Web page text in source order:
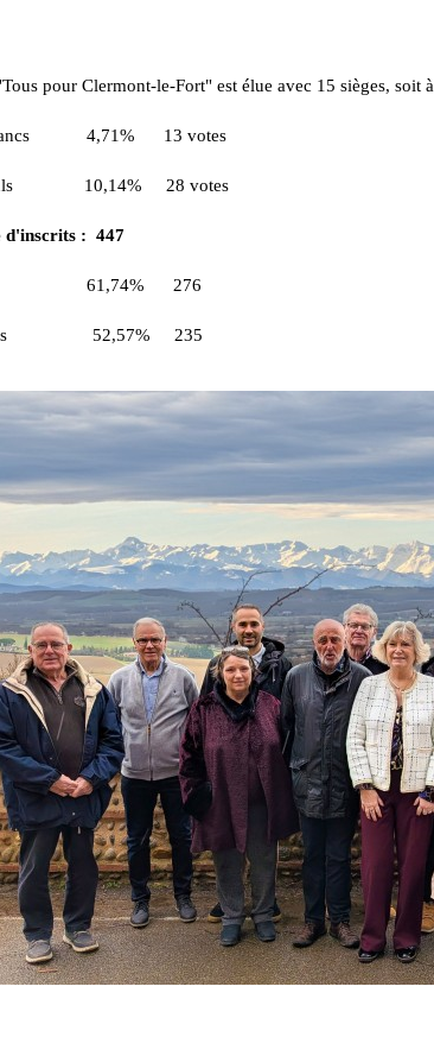
pour Clermont-le-Fort" est élue avec 15 sièges, soit
4,71% 13 votes
10,14% 28 votes
d'inscrits : 447
61,74% 276
52,57% 235